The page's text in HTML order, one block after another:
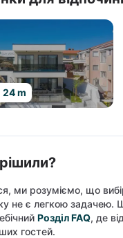
24 m
ми розуміємо, що
не є легкою задачею.
Розділ FAQ, де
гостей.